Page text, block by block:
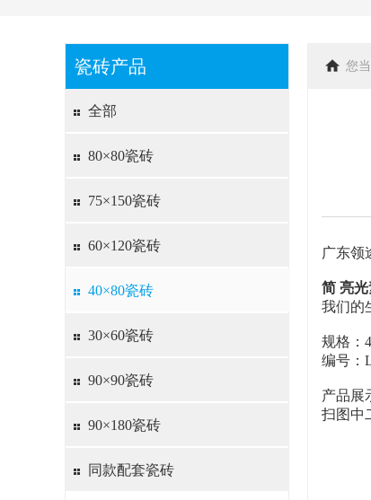
瓷砖产品
全部
80×80瓷砖
75×150瓷砖
60×120瓷砖
40×80瓷砖
30×60瓷砖
90×90瓷砖
90×180瓷砖
同款配套瓷砖
您
广东领
简 亮光
我们的
规格：
编号：
产品展
扫图中